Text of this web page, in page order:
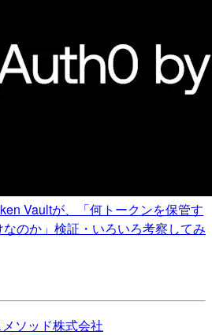
Vaultが、「何トークンを保管す
のか」検証・いろいろ考察してみ
ソッド株式会社